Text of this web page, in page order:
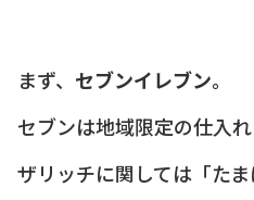
まず、 セブンイレブン。
セブンは地域限定の仕入
ザリッチに関しては「た